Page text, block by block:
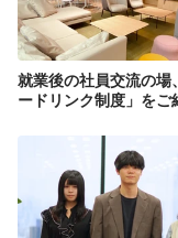
就業後の社員交流の場
ードリンク制度」をご